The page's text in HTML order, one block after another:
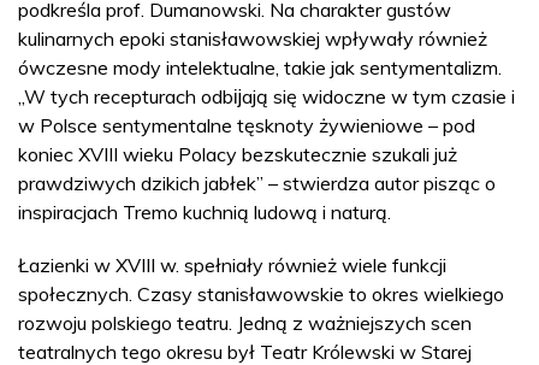
podkreśla prof. Dumanowski. Na charakter gustów
kulinarnych epoki stanisławowskiej wpływały również
ówczesne mody intelektualne, takie jak sentymentalizm.
„W tych recepturach odbĳają się widoczne w tym czasie i
w Polsce sentymentalne tęsknoty żywieniowe – pod
koniec XVIII wieku Polacy bezskutecznie szukali już
prawdziwych dzikich jabłek” – stwierdza autor pisząc o
inspiracjach Tremo kuchnią ludową i naturą.
Łazienki w XVIII w. spełniały również wiele funkcji
społecznych. Czasy stanisławowskie to okres wielkiego
rozwoju polskiego teatru. Jedną z ważniejszych scen
teatralnych tego okresu był Teatr Królewski w Starej